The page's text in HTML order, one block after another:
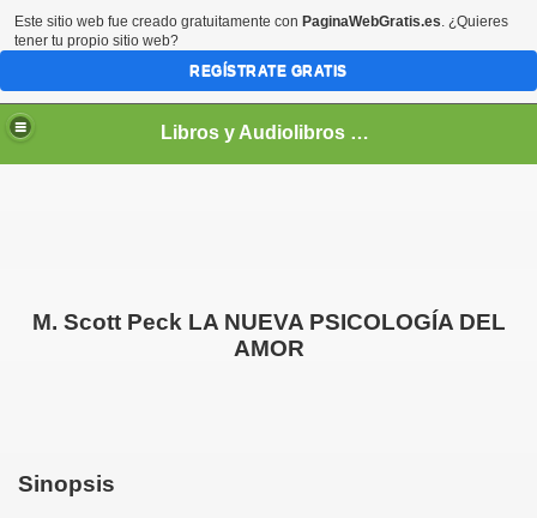
Libros y Audiolibros Para emprendedores
M. Scott Peck LA NUEVA PSICOLOGÍA DEL
AMOR
Sinopsis
Este sitio web fue creado gratuitamente con PaginaWebGratis.es. ¿Quieres
tener tu propio sitio web?
REGÍSTRATE GRATIS